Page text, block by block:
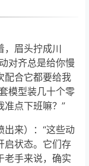
，眉头拧成川
对齐总是给你慢
配合它都要给我
模型装几十个零
准点下班嘛？”
来）：“这些动
启状态。它们存
手来说，确实